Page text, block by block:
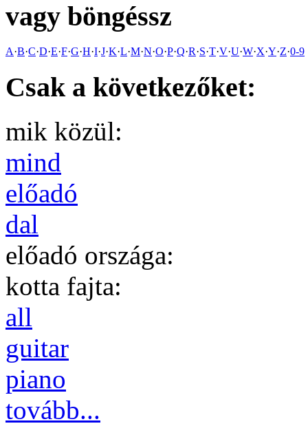
vagy böngéssz
A·B·C·D·E·F·G·H·I·J·K·L·M·N·O·P·Q·R·S·T·V·U·W·X·Y·Z·0-9
Csak a következőket:
mik közül:
mind
előadó
dal
előadó országa:
kotta fajta:
all
guitar
piano
tovább...